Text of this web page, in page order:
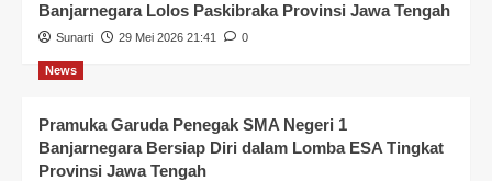
Banjarnegara Lolos Paskibraka Provinsi Jawa Tengah
Sunarti 29 Mei 2026 21:41 0
News
Pramuka Garuda Penegak SMA Negeri 1
Banjarnegara Bersiap Diri dalam Lomba ESA Tingkat
Provinsi Jawa Tengah